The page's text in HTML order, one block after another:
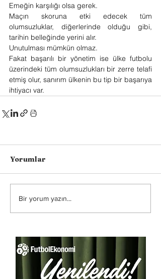
Emeğin karşılığı olsa gerek.
Maçın skoruna etki edecek tüm
olumsuzluklar, diğerlerinde olduğu gibi,
tarihin belleğinde yerini alır.
Unutulması mümkün olmaz.
Fakat başarılı bir yönetim ise ülke futbolu
üzerindeki tüm olumsuzlukları bir zerre telafi
etmiş olur, sanırım ülkenin bu tip bir başarıya
ihtiyacı var.
Yorumlar
Bir yorum yazın...